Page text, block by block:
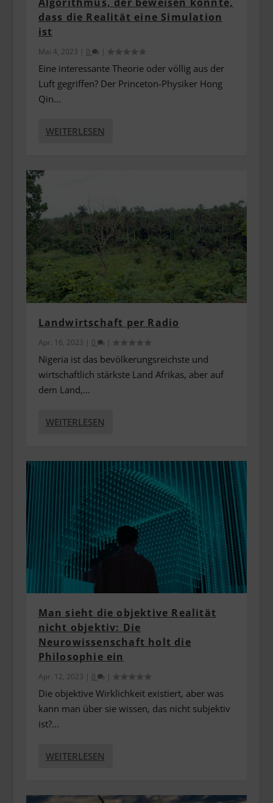
dass die Realität eine Simulation
ist
Mai 4, 2023 | 0 |
Eine interessante Theorie oder völlig aus der
Luft gegriffen? Der Princeton-Physiker Hong
Qin...
WEITERLESEN
Landwirtschaft per Radio
Apr. 16, 2023 | 0 |
Nigeria ist das bevölkerungsreichste und
wirtschaftlich stärkste Land Afrikas, aber auf
dem Land,...
WEITERLESEN
Man sieht die objektive Realität
nicht objektiv: Die
Neurowissenschaft holt die
Philosophie ein
Apr. 12, 2023 | 0 |
Die objektive Wirklichkeit existiert, aber was
kann man über sie wissen, das nicht subjektiv
ist?...
WEITERLESEN